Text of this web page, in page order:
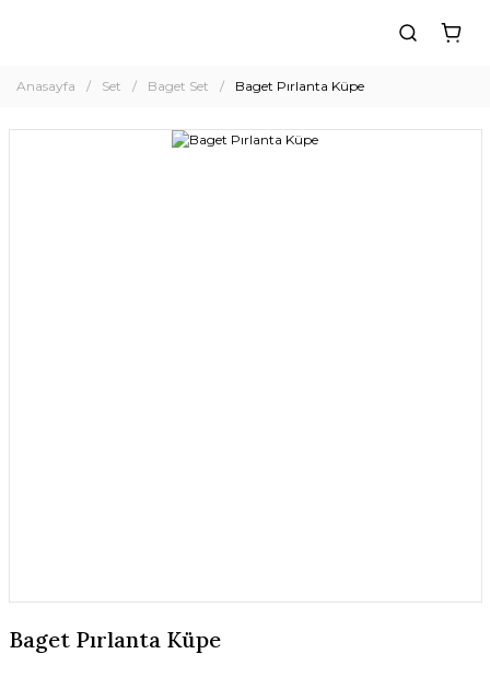
Anasayfa Set Baget Set Baget Pırlanta Küpe
Baget Pırlanta Küpe